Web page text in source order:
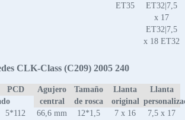
ET35
ET32|7,5
x 17
ET32|7,5
x 18 ET32
CLK-Class (C209) 2005 240
PCD
Agujero
central
Tamaño
de rosca
Llanta
original
Llanta
5*112 66,6 mm 12*1,5
7 x 16
7,5 x 17